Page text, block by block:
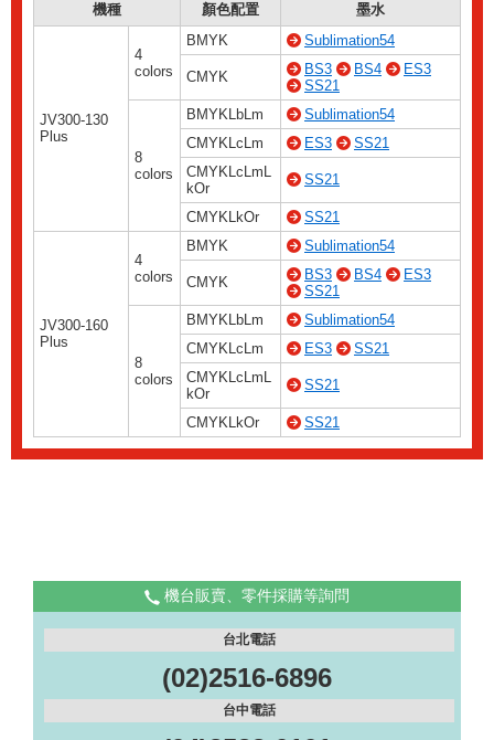
機種
顏色配置 墨水
JV300-130
Plus
4
colors
BMYK Sublimation54
CMYK BS3 BS4
ES3
SS21
8
colors
BMYKLbLm
Sublimation54
CMYKLcLm
ES3
SS21
CMYKLcLmL
kOr
SS21
CMYKLkOr SS21
JV300-160
Plus
4
colors
BMYK Sublimation54
CMYK BS3 BS4
ES3
SS21
8
colors
BMYKLbLm
Sublimation54
CMYKLcLm
ES3
SS21
CMYKLcLmL
kOr
SS21
CMYKLkOr SS21
機台販賣、零件採購等詢問
台北電話
(02)2516-6896
台中電話